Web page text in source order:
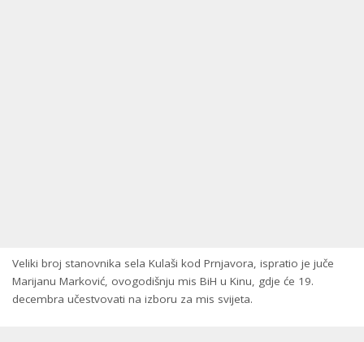
Veliki broj stanovnika sela Kulaši kod Prnjavora, ispratio je juče
Marijanu Marković, ovogodišnju mis BiH u Kinu, gdje će 19.
decembra učestvovati na izboru za mis svijeta.